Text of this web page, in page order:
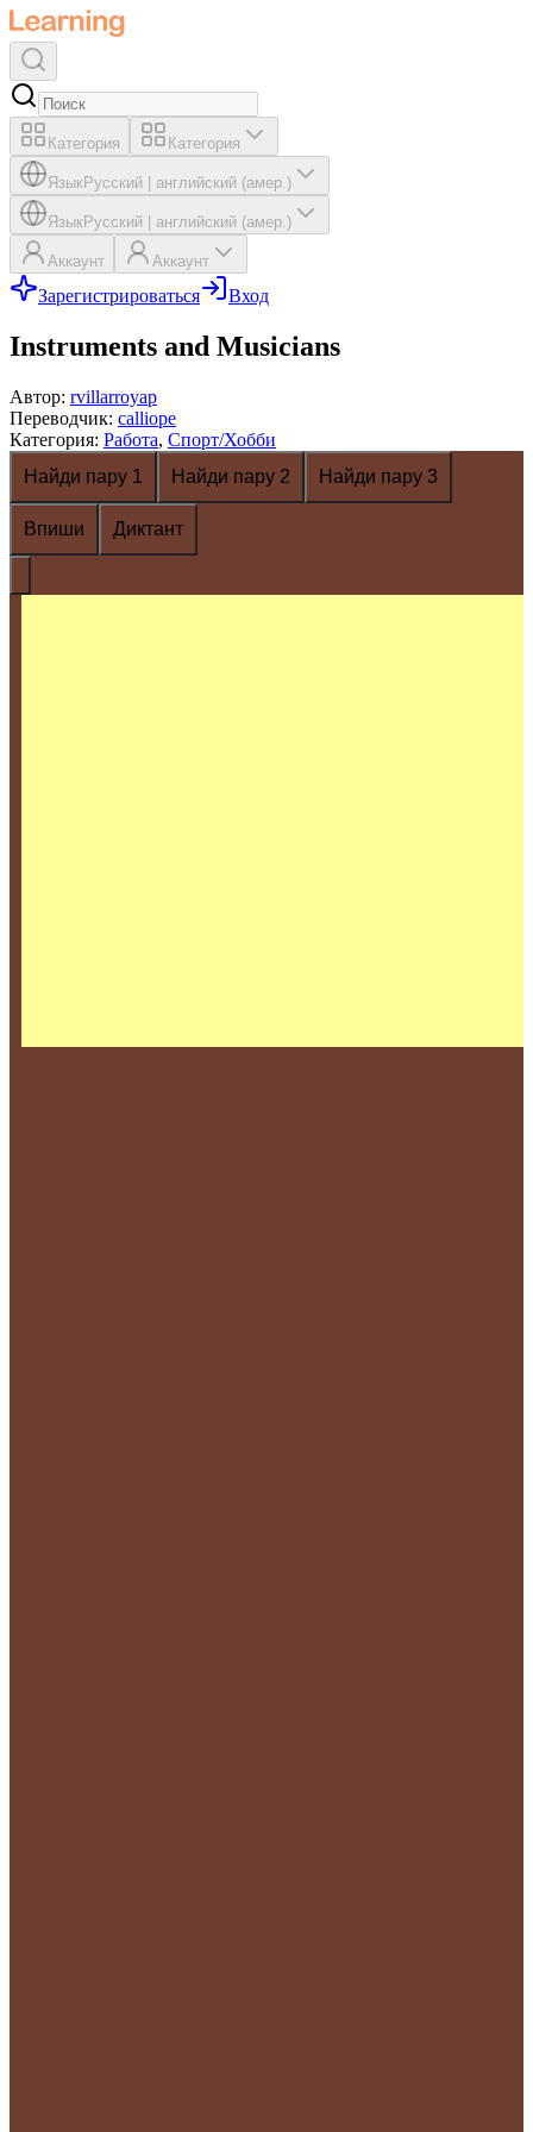
Категория Категория
ЯзыкРусский английский (амер.)
ЯзыкРусский английский (амер.)
Аккаунт Аккаунт
Зарегистрироваться Вход
Instruments and Musicians
Автор: rvillarroyap
Переводчик: calliope
Категория: Работа, Спорт/Хобби
Найди пару 1
Найди пару 2 Найди пару 3
Впиши Диктант